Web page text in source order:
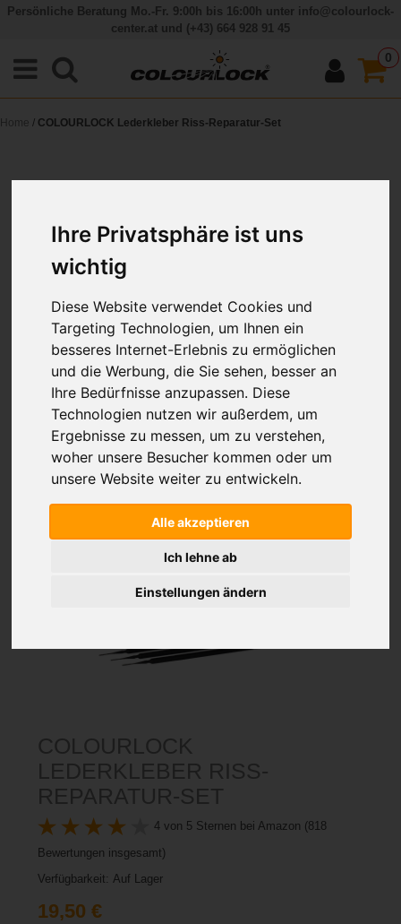
Ihre Privatsphäre ist uns
wichtig
Diese Website verwendet Cookies und
Targeting Technologien, um Ihnen ein
besseres Internet-Erlebnis zu ermöglichen
und die Werbung, die Sie sehen, besser an
Ihre Bedürfnisse anzupassen. Diese
Technologien nutzen wir außerdem, um
Ergebnisse zu messen, um zu verstehen,
woher unsere Besucher kommen oder um
unsere Website weiter zu entwickeln.
Alle akzeptieren
Ich lehne ab
Einstellungen ändern
Persönliche Beratung Mo.-Fr. 9:00h bis 16:00h unter info@colourlock-
center.at und (+43) 664 928 91 45
0
Home / COLOURLOCK Lederkleber Riss-Reparatur-Set
COLOURLOCK
LEDERKLEBER RISS-
REPARATUR-SET
4 von 5 Sternen bei Amazon (818
Bewertungen insgesamt)
Verfügbarkeit: Auf Lager
19,50 €